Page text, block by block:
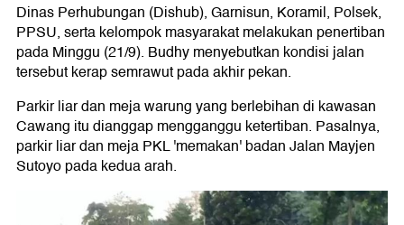
Dinas Perhubungan (Dishub), Garnisun, Koramil, Polsek,
PPSU, serta kelompok masyarakat melakukan penertiban
pada Minggu (21/9). Budhy menyebutkan kondisi jalan
tersebut kerap semrawut pada akhir pekan.
Parkir liar dan meja warung yang berlebihan di kawasan
Cawang itu dianggap mengganggu ketertiban. Pasalnya,
parkir liar dan meja PKL 'memakan' badan Jalan Mayjen
Sutoyo pada kedua arah.